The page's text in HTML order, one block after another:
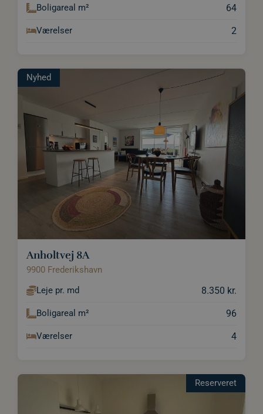
Boligareal m² 64
Værelser 2
Nyhed
Anholtvej 8A
9900 Frederikshavn
Leje pr. md
8.350 kr.
Boligareal m² 96
Værelser 4
Reserveret